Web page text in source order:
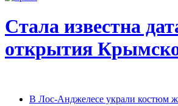
Стала известна
открытия
В Лос-Анджелесе украли костюм